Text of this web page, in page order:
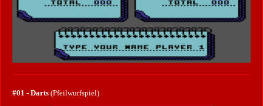
#01 - Darts (Pfeilwurfspiel)